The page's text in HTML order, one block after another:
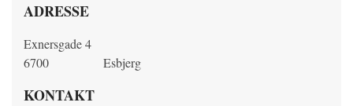
ADRESSE
Exnersgade 4
6700
Esbjerg
KONTAKT